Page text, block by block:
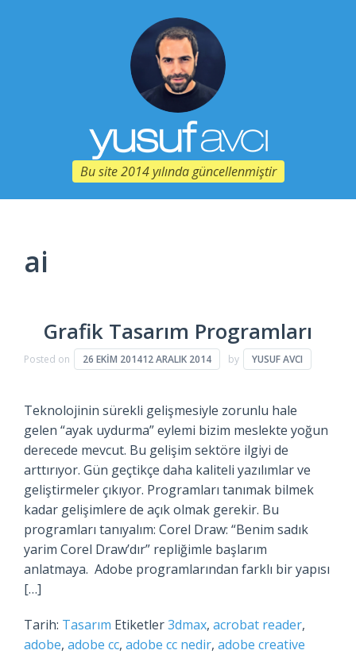
Bu site 2014 yılında güncellenmiştir
ai
Grafik Tasarım Programları
Posted on 26 EKIM 201412 ARALIK 2014 by YUSUF AVCI
Teknolojinin sürekli gelişmesiyle zorunlu hale
gelen “ayak uydurma” eylemi bizim meslekte yoğun
derecede mevcut. Bu gelişim sektöre ilgiyi de
arttırıyor. Gün geçtikçe daha kaliteli yazılımlar ve
geliştirmeler çıkıyor. Programları tanımak bilmek
kadar gelişimlere de açık olmak gerekir. Bu
programları tanıyalım: Corel Draw: “Benim sadık
yarim Corel Draw’dır” repliğimle başlarım
anlatmaya. Adobe programlarından farklı bir yapısı
[…]
Tarih: Tasarım Etiketler3dmax, acrobat reader,
adobe, adobe cc, adobe cc nedir, adobe creative